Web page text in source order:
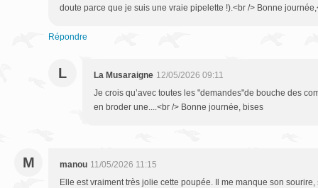
doute parce que je suis une vraie pipelette !).<br /> Bonne
Répondre
L La Musaraigne 12/05/2026 09:11
Je crois qu’avec toutes les "demandes"de bouche des
en broder une....<br /> Bonne journée, bises
M manou 11/05/2026 11:15
Elle est vraiment très jolie cette poupée. Il me manque son